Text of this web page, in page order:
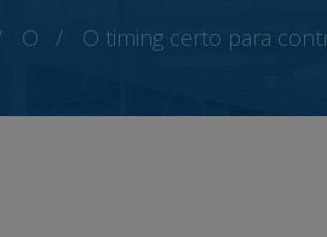
O O timing certo para